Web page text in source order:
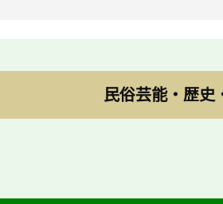
民俗芸能・歴史